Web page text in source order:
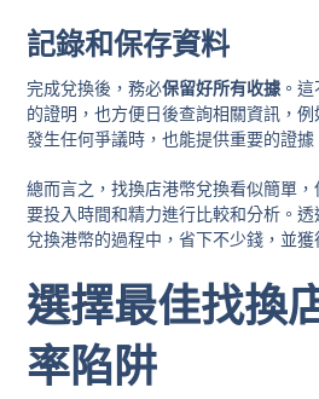
記錄和保存資料
完成兌換後，務必保留好所有收據 。
的證明，也方便日後查詢相關資訊，
發生任何爭議時，也能提供重要的證據
總而言之，找換店港幣兌換看似簡單
要投入時間和精力進行比較和分析。
兌換港幣的過程中，省下不少錢，並獲
選擇最佳找換
率陷阱